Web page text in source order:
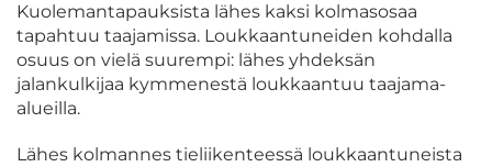
Kuolemantapauksista lähes kaksi kolmasosaa
tapahtuu taajamissa. Loukkaantuneiden kohdalla
osuus on vielä suurempi: lähes yhdeksän
jalankulkijaa kymmenestä loukkaantuu taajama-
alueilla.
Lähes kolmannes tieliikenteessä loukkaantuneista